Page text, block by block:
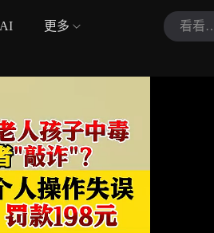
AI 更多 看看新